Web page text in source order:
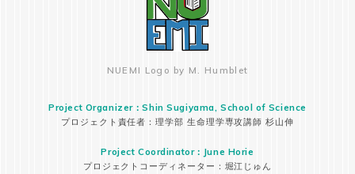
NUEMI Logo by M. Humblet
Project Organizer：Shin Sugiyama, School of Science
プロジェクト責任者：理学部 生命理学専攻講師 杉山伸
Project Coordinator：June Horie
プロジェクトコーディネーター：堀江じゅん